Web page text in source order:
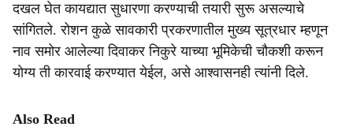
दखल घेत कायद्यात सुधारणा करण्याची तयारी सुरू असल्याचे
सांगितले. रोशन कुळे सावकारी प्रकरणातील मुख्य सूत्रधार म्हणून
नाव समोर आलेल्या दिवाकर निकुरे याच्या भूमिकेची चौकशी करून
योग्य ती कारवाई करण्यात येईल, असे आश्वासनही त्यांनी दिले.
Also Read